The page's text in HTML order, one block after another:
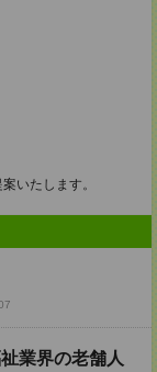
いたします。
業界の老舗人